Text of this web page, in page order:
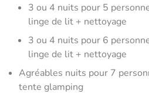
3 ou 4 nuits pour 5
linge de lit + nettoyage
3 ou 4 nuits pour 6
linge de lit + nettoyage
Agréables nuits pour 7
tente glamping